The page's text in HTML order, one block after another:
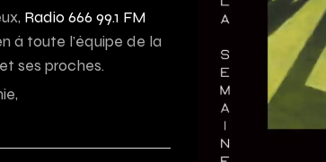
Radio 666 99.1 FM
à toute l’équipe de la
ses proches.